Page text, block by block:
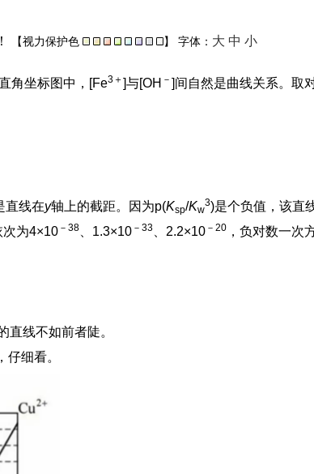
【视力保护色 】 字体： 大 中 小
直角坐标图中，[Fe3＋]与[OH － ]间自然是曲线关系。取
直线在y轴上的截距。因为p(Ksp/Kw
3)是个负值，该直
次为4×10 －38 、1.3×10 －33 、2.2×10 －20 ，负对数一次
直线不如前者陡。
细看。